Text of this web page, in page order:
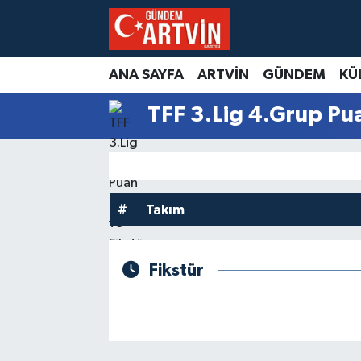
ANA SAYFA ARTVİN GÜNDEM
TFF 3.Lig 4.Grup
# Takım
Fikstür